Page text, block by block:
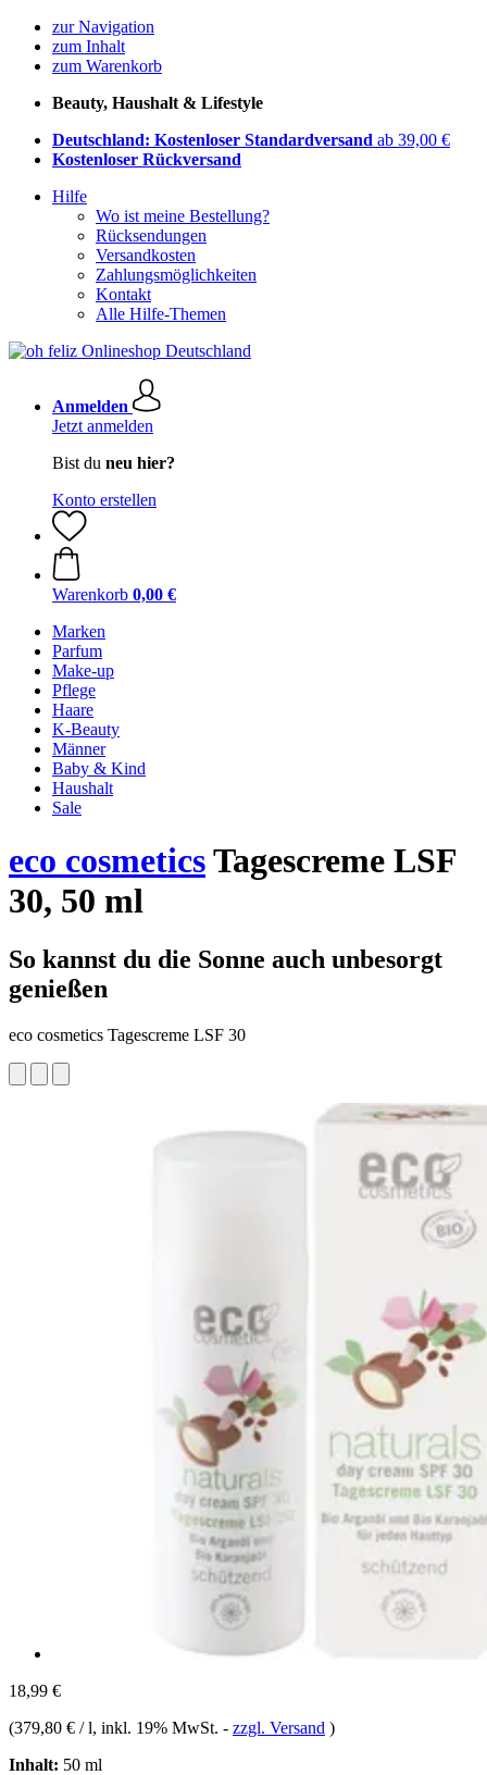
zur Navigation
zum Inhalt
zum Warenkorb
Beauty, Haushalt & Lifestyle
Deutschland: Kostenloser Standardversand ab 39,00 €
Kostenloser Rückversand
Hilfe
Wo ist meine Bestellung?
Rücksendungen
Versandkosten
Zahlungsmöglichkeiten
Kontakt
Alle Hilfe-Themen
Anmelden
Jetzt anmelden
Bist du neu hier?
Konto erstellen
Warenkorb 0,00 €
Marken
Parfum
Make-up
Pflege
Haare
K-Beauty
Männer
Baby & Kind
Haushalt
Sale
eco cosmeticsTagescreme LSF
30, 50 ml
So kannst du die Sonne auch unbesorgt
genießen
eco cosmetics Tagescreme LSF 30
18,99 €
(379,80 € / l, inkl. 19% MwSt. - zzgl. Versand )
Inhalt: 50 ml